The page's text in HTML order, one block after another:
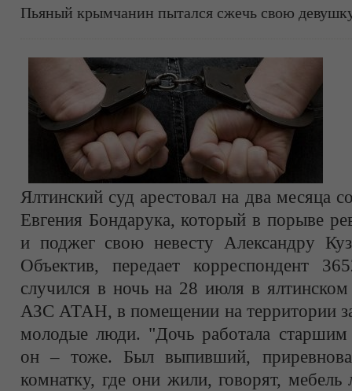
Пьяный крымчанин пытался сжечь свою
Ялтинский суд арестовал на два месяца
Евгения Бондарука, который в порыве
и поджег свою невесту Александру
Объектив, передает корреспондент
случился в ночь на 28 июля в ялтинском
АЗС АТАН, в помещении на территории
молодые люди. "Дочь работала старшим
он – тоже. Был выпивший,
комнатку, где они жили, говорят,